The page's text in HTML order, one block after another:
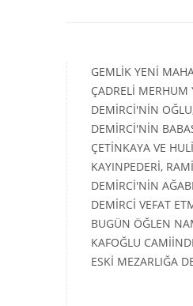
GEMLİK YENİ
ÇADRELİ MERHUM
DEMİRCİ'NİN
DEMİRCİ'NİN
ÇETİNKAYA VE
KAYINPEDERİ,
DEMİRCİ'NİN
DEMİRCİ VEFAT
BUGÜN ÖĞLEN
KAFOĞLU
ESKİ MEZARLIĞA